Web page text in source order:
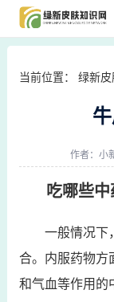
当前位置： 绿新皮
作者： 小
吃哪些
一般情况下
合。内服药物方
和气血等作用的